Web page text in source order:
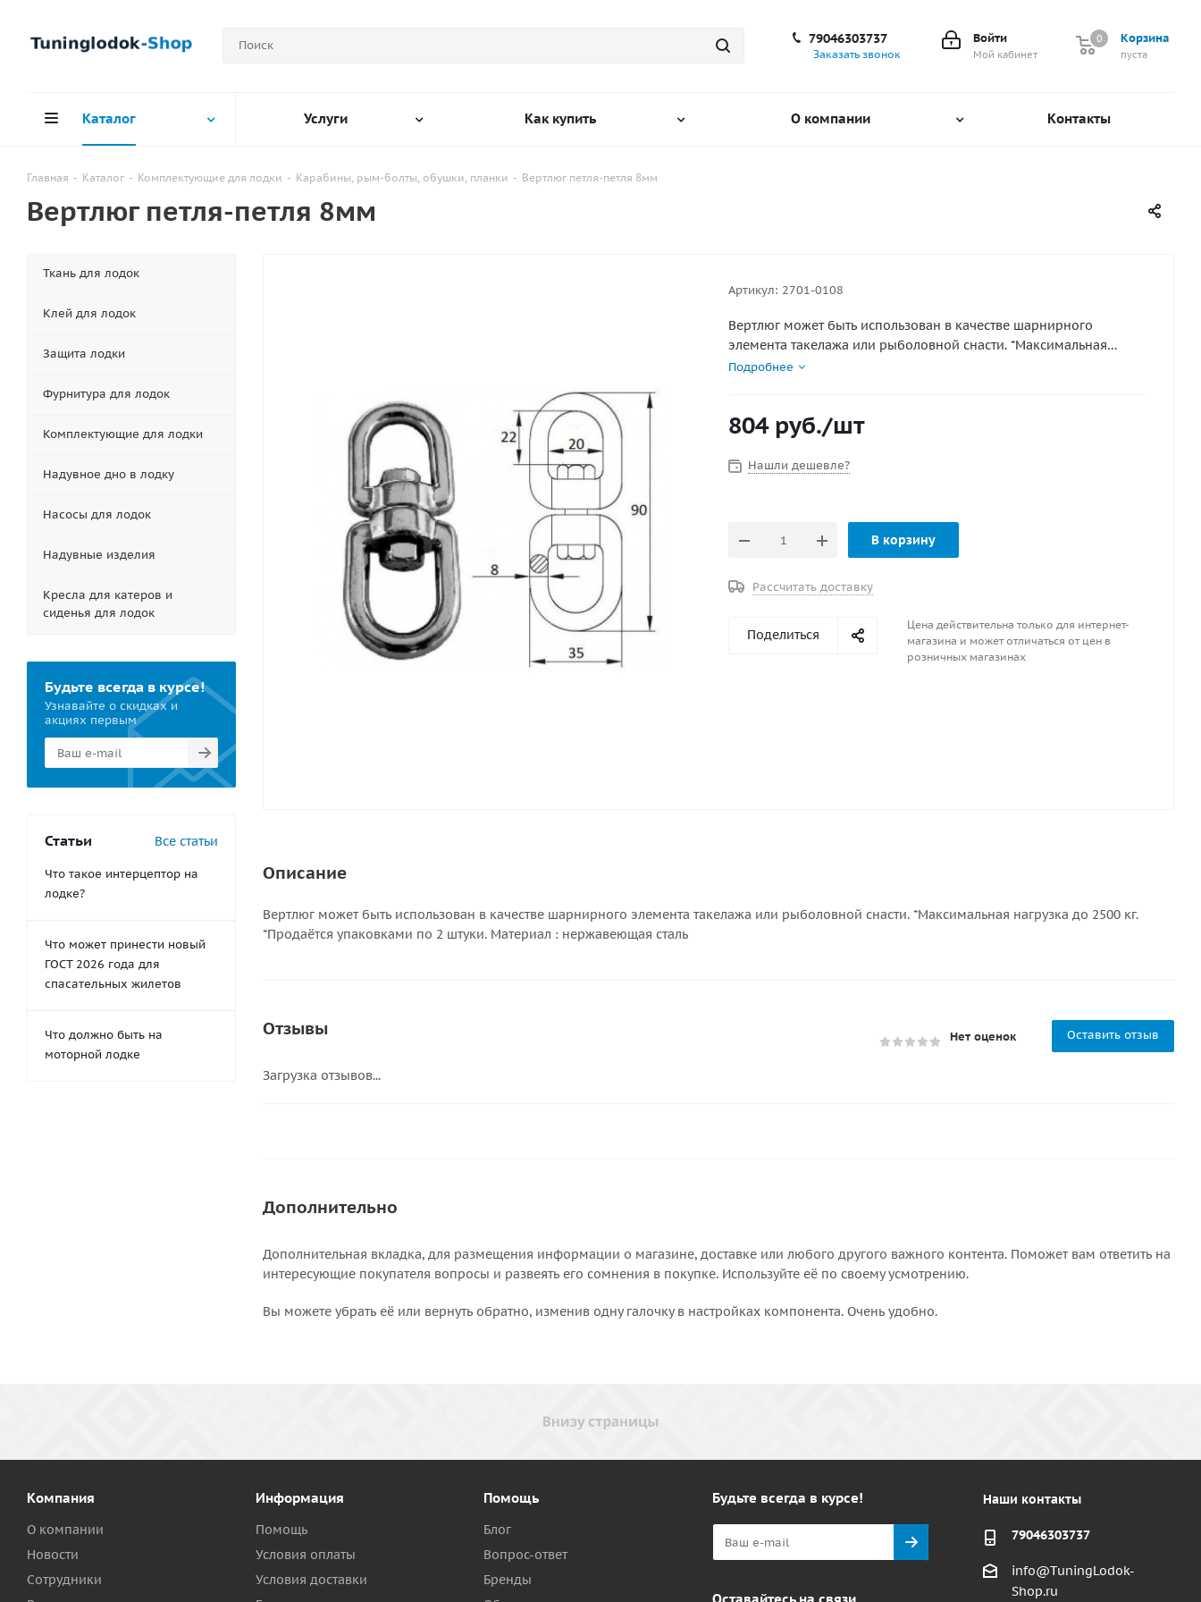
Корзина
0
пуста
0
Войти
Мой кабинет
79046303737
Заказать звонок
Каталог Услуги Как купить О компании Контакты
Главная - Каталог - Комплектующие для лодки - Карабины, рым-болты, обушки, планки - Вертлюг петля-петля 8мм
Вертлюг петля-петля 8мм
Артикул: 2701-0108
Вертлюг может быть использован в качестве шарнирного
элемента такелажа или рыболовной снасти. *Максимальная
нагрузка до 2500 кг. *Продаётся упаковками по 2 штуки. Материал
Подробнее
804руб./шт
Нашли дешевле?
В корзину
Рассчитать доставку
Поделиться
Цена действительна только для интернет-
магазина и может отличаться от цен в
розничных магазинах
Описание
Вертлюг может быть использован в качестве шарнирного элемента такелажа или рыболовной снасти. *Максимальная нагрузка до 2500 кг.
*Продаётся упаковками по 2 штуки. Материал : нержавеющая сталь
Отзывы Нет оценок Оставить отзыв
Загрузка отзывов...
Дополнительно
Дополнительная вкладка, для размещения информации о магазине, доставке или любого другого важного контента. Поможет вам ответить на
интересующие покупателя вопросы и развеять его сомнения в покупке. Используйте её по своему усмотрению.
Вы можете убрать её или вернуть обратно, изменив одну галочку в настройках компонента. Очень удобно.
Ткань для лодок
Клей для лодок
Защита лодки
Фурнитура для лодок
Комплектующие для лодки
Надувное дно в лодку
Насосы для лодок
Надувные изделия
Кресла для катеров и
сиденья для лодок
Будьте всегда в курсе!
Узнавайте о скидках и
акциях первым
Статьи Все статьи
Что такое интерцептор на
лодке?
Что может принести новый
ГОСТ 2026 года для
спасательных жилетов
Что должно быть на
моторной лодке
Компания
О компании
Новости
Сотрудники
Информация
Помощь
Условия оплаты
Условия доставки
Помощь
Блог
Вопрос-ответ
Бренды
Будьте всегда в курсе! Наши контакты
79046303737
info@TuningLodok-
Shop.ru